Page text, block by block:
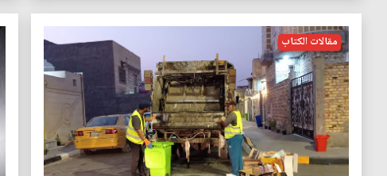
مقالات الكتاب